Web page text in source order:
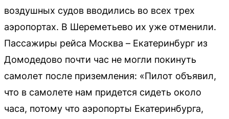
воздушных судов вводились во всех трех
аэропортах. В Шереметьево их уже отменили.
Пассажиры рейса Москва – Екатеринбург из
Домодедово почти час не могли покинуть
самолет после приземления: «Пилот объявил,
что в самолете нам придется сидеть около
часа, потому что аэропорты Екатеринбурга,